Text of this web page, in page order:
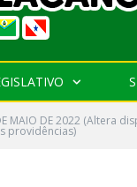
DE MAIO DE 2022
providências)